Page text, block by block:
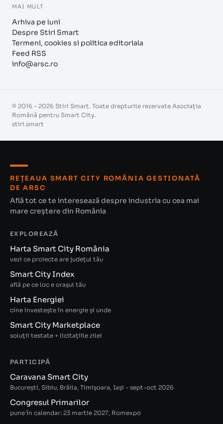
MAI MULT
Arhiva pe luni
Despre Stiri Smart
Termeni, cookies si politica editoriala
Feed RSS
info@arsc.ro
© 2016 - 2026 Stiri Smart. Toate drepturile rezervate Asociația
Română pentru Smart City.
stiri.smart
REȚEAUA SMART CITY ROMÂNIA GESTIONATĂ
DE ARSC
Află tot ce te interesează despre industria cu cea mai
mare creștere din România
EXPLOREAZĂ
Harta Smart City România
vezi ce proiecte are județul tău
Smart City Index
află pe ce loc e orașul tău
Harta Energiei
cine investește în energie și unde
Smart City Marketplace
soluții testate + licitațiile zilei
PARTICIPĂ
Caravana Smart City
București, Sibiu, Brăila, Timișoara, Iași - sept-oct 2026
Congresul Primarilor
pune în calendar: 23 martie 2027, Romexpo